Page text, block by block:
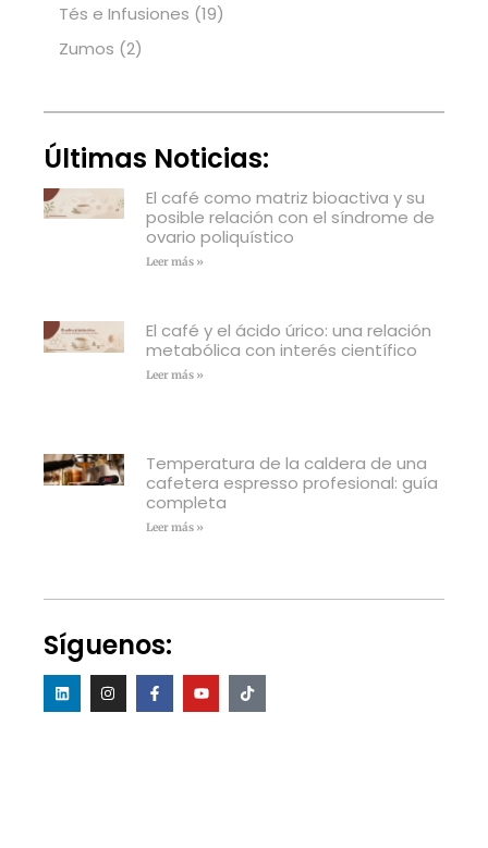
Tés e Infusiones (19)
Zumos (2)
Últimas Noticias:
El café como matriz bioactiva y su
posible relación con el síndrome de
ovario poliquístico
Leer más »
El café y el ácido úrico: una relación
metabólica con interés científico
Leer más »
Temperatura de la caldera de una
cafetera espresso profesional: guía
completa
Leer más »
Síguenos: